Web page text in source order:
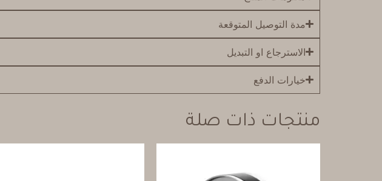
مدة التوصيل المتوقعة
الاسترجاع او التبديل
خيارات الدفع
منتجات ذات صلة